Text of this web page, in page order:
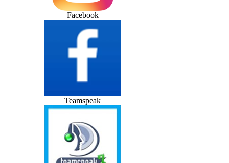
Facebook
Teamspeak